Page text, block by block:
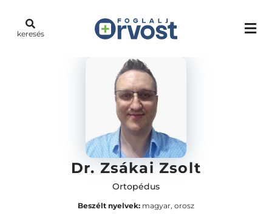
keresés
Dr. Zsákai Zsolt
Ortopédus
Beszélt nyelvek: magyar, orosz